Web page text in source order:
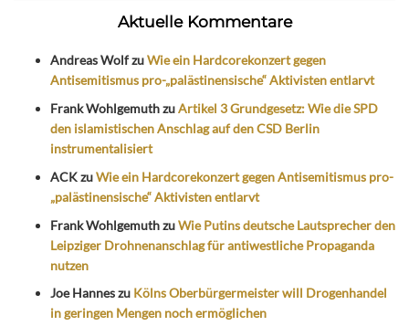
Aktuelle Kommentare
Andreas WolfzuWie ein Hardcorekonzert gegen
Antisemitismus pro-„palästinensische“ Aktivisten entlarvt
Frank WohlgemuthzuArtikel 3 Grundgesetz: Wie die SPD
den islamistischen Anschlag auf den CSD Berlin
instrumentalisiert
ACKzuWie ein Hardcorekonzert gegen Antisemitismus pro-
„palästinensische“ Aktivisten entlarvt
Frank WohlgemuthzuWie Putins deutsche Lautsprecher den
Leipziger Drohnenanschlag für antiwestliche Propaganda
nutzen
Joe Hanneszu Kölns Oberbürgermeister will Drogenhandel
in geringen Mengen noch ermöglichen